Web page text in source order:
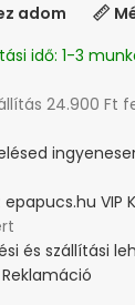
adom
idő: 1-3
24.900 Ft
epapucs.hu VIP
és szállítási
Reklamáció